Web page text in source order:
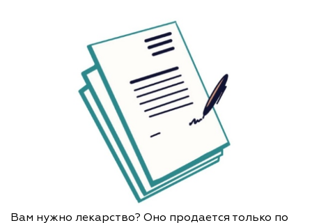
Вам нужно лекарство? Оно продается только по